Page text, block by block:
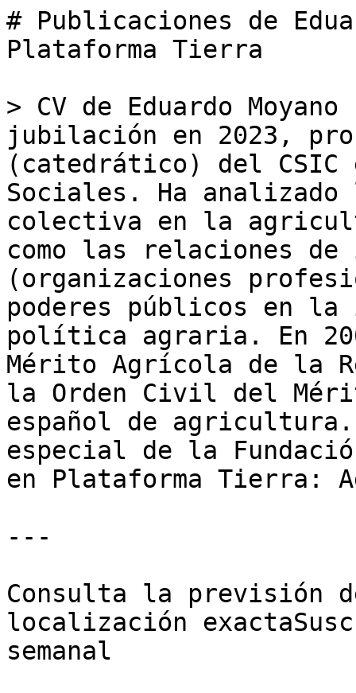
# Publicaciones de
Plataforma Tierra
> CV de Eduardo
jubilación en 2023,
(catedrático) del CSIC
Sociales. Ha analizado
colectiva en la
como las relaciones
(organizaciones
poderes públicos en la
política agraria. En
Mérito Agrícola de la
la Orden Civil del
español de
especial de la
en Plataforma Tierra:
---
Consulta la previsión
localización
semanal